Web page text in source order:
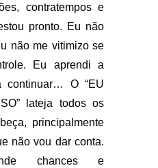
contratempos e
pronto. Eu não
não me vitimizo se
Eu aprendi a
continuar… O “EU
lateja todos os
principalmente
não vou dar conta.
chances e